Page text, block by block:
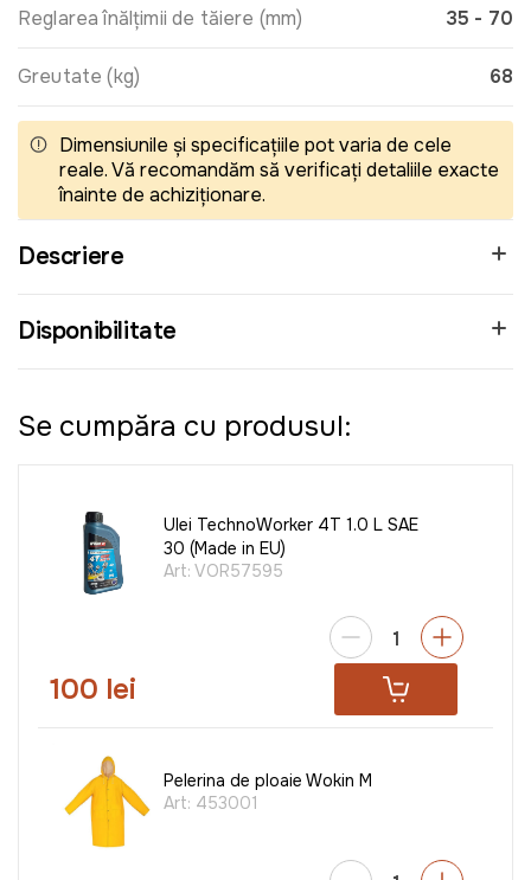
Reglarea înălțimii de tăiere (mm) 35 - 70
Greutate (kg) 68
Dimensiunile și specificațiile pot varia de cele
reale. Vă recomandăm să verificați detaliile exacte
înainte de achiziționare.
Descriere
Disponibilitate
Se cumpăra cu produsul:
Ulei TechnoWorker 4T 1.0 L SAE
30 (Made in EU)
Art: VOR57595
100 lei
Pelerina de ploaie Wokin M
Art: 453001